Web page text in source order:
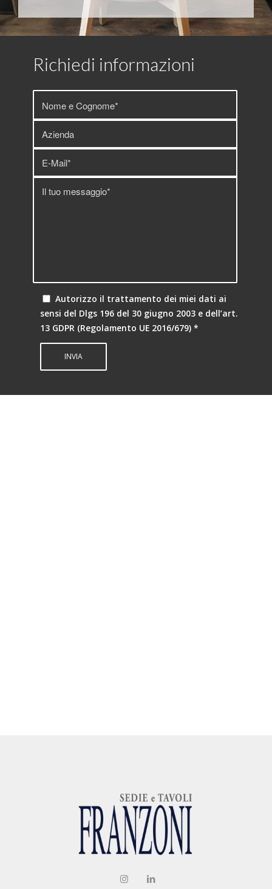
Richiedi informazioni
Autorizzo il trattamento dei miei dati ai
sensi del Dlgs 196 del 30 giugno 2003 e dell’art.
13 GDPR (Regolamento UE 2016/679) *